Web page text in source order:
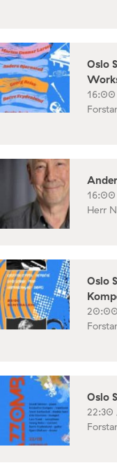
Oslo
Herr
Oslo
Oslo